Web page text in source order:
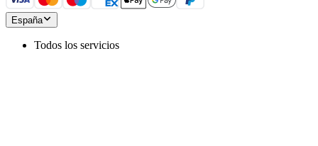
España
Todos los servicios